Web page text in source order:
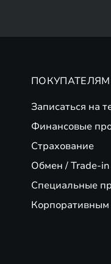
ПОКУПАТЕЛЯМ
Записаться на
Финансовые
Страхование
Обмен / Trade-in
Специальные
Корпоративным